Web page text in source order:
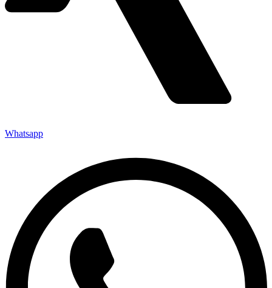
Whatsapp